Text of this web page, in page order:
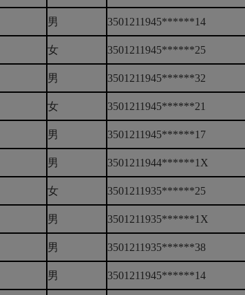
男 3501211945******14
女 3501211945******25
男 3501211945******32
女 3501211945******21
男 3501211945******17
男 3501211944******1X
女 3501211935******25
男 3501211935******1X
男 3501211935******38
男 3501211945******14